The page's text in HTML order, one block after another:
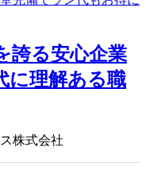
誇る安心企業
に理解ある職
株式会社